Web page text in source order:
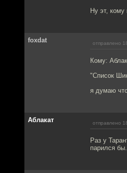
Ну эт, кому
foxdat отправлено
Кому:
"Список
я думаю
Аблакат отправлено
Раз у
парился бы.